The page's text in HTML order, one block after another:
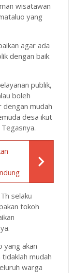
wisatawan
yang
agar ada
dengan baik
publik,
boleh
mudah
desa ikut
selaku
tokoh
yang akan
mudah
warga